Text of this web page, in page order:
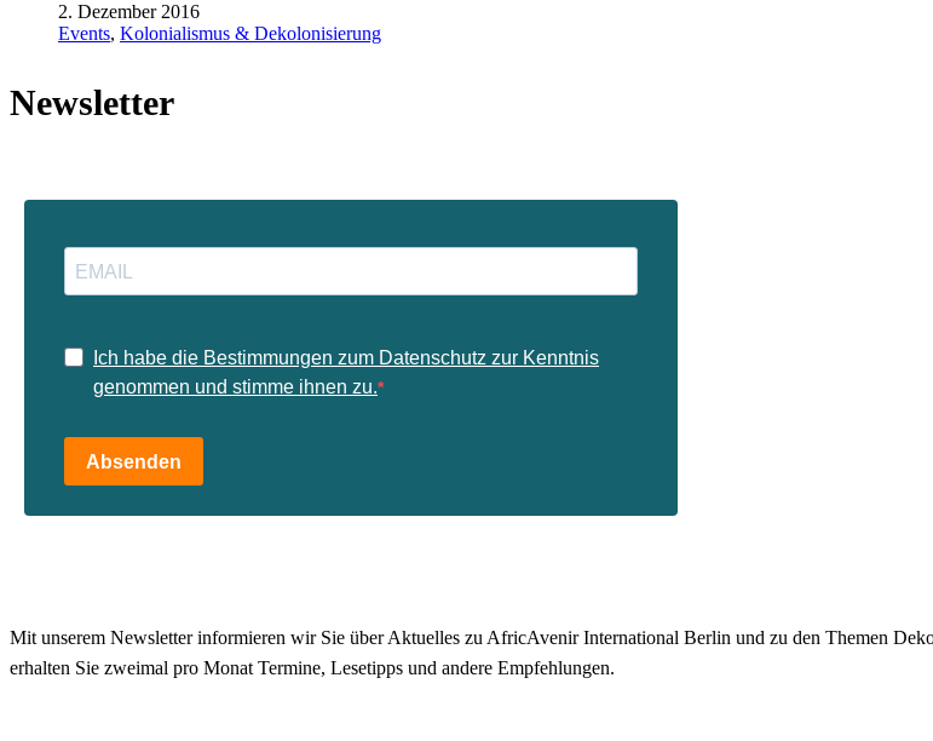
2. Dezember 2016
Events, Kolonialismus & Dekolonisierung
Newsletter
Ich habe die Bestimmungen zum Datenschutz zur Kenntnis
genommen und stimme ihnen zu.
Absenden
Mit unserem Newsletter informieren wir Sie über Aktuelles zu AfricAvenir International Berlin und zu den Themen
erhalten Sie zweimal pro Monat Termine, Lesetipps und andere Empfehlungen.